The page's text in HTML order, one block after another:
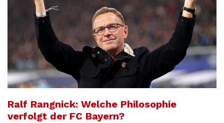
Ralf Rangnick: Welche Philosophie
verfolgt der FC Bayern?